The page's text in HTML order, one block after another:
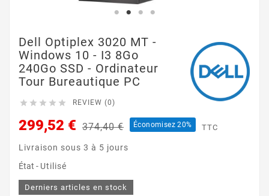
Dell Optiplex 3020 MT -
Windows 10 - I3 8Go
240Go SSD - Ordinateur
Tour Bureautique PC
     REVIEW (0)
299,52 € 374,40 € Économisez 20% TTC
Livraison sous 3 à 5 jours
État - Utilisé
Derniers articles en stock